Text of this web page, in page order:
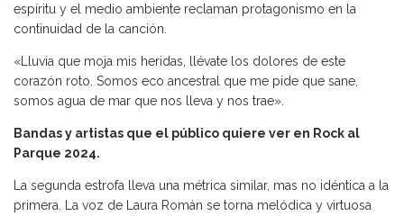
espíritu y el medio ambiente reclaman protagonismo en la
continuidad de la canción.
«Lluvia que moja mis heridas, llévate los dolores de este
corazón roto. Somos eco ancestral que me pide que sane,
somos agua de mar que nos lleva y nos trae».
Bandas y artistas que el público quiere ver en Rock al
Parque 2024.
La segunda estrofa lleva una métrica similar, mas no idéntica a la
primera. La voz de Laura Román se torna melódica y virtuosa